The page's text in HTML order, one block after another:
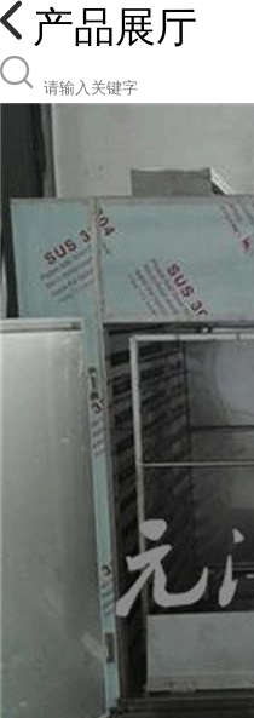
产品展厅